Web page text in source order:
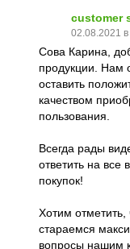
customer
02.08.2021 в
Сова Карина,
продукции. Нам
оставить
качеством
пользования.
Всегда рады
ответить на
покупок!
Хотим
стараемся
вопросы нашим